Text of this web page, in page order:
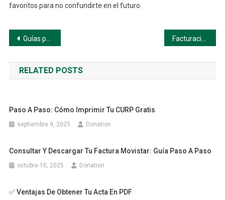
favoritos para no confundirte en el futuro.
Navegación
de
entradas
Guías paso a paso
RELATED POSTS
Paso A Paso: Cómo Imprimir Tu CURP Gratis
septiembre 9, 2025 Donation
Consultar Y Descargar Tu Factura Movistar: Guía Paso A Paso
octubre 10, 2025 Donation
✅ Ventajas De Obtener Tu Acta En PDF